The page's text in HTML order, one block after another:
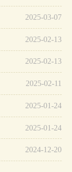
2025-03-07
2025-02-13
2025-02-13
2025-02-11
2025-01-24
2025-01-24
2024-12-20